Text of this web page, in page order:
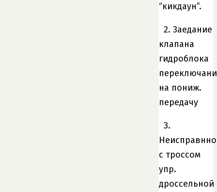
“кикдаун”.
2. 3аедание
клапана
гидроблока
на пониж.
передачу
З.
с троссом
упр.
дроссельной